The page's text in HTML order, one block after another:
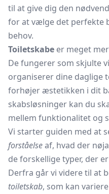
til at give dig den
for at vælge det perfekte
behov.
Toiletskabe er meget
De fungerer som skjulte
organiserer dine daglige
forhøjer æstetikken i dit
skabsløsninger kan du
mellem funktionalitet og
Vi starter guiden med at
forståelseaf, hvad der
de forskellige typer, der
Derfra går vi videre til at
toiletskab, som kan